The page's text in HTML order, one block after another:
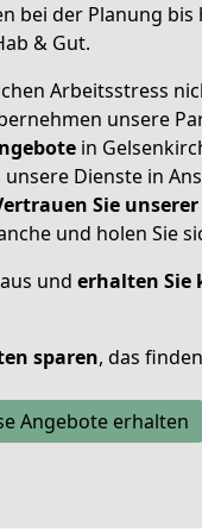
bei der Planung bis
& Gut.
Arbeitsstress
unsere
in
unsere Dienste in
Sie unserer
und holen Sie
und erhalten Sie
sparen, das
Angebote erhalten